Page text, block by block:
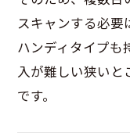
スキャンする必要
ハンディタイプも
入が難しい狭い
です。